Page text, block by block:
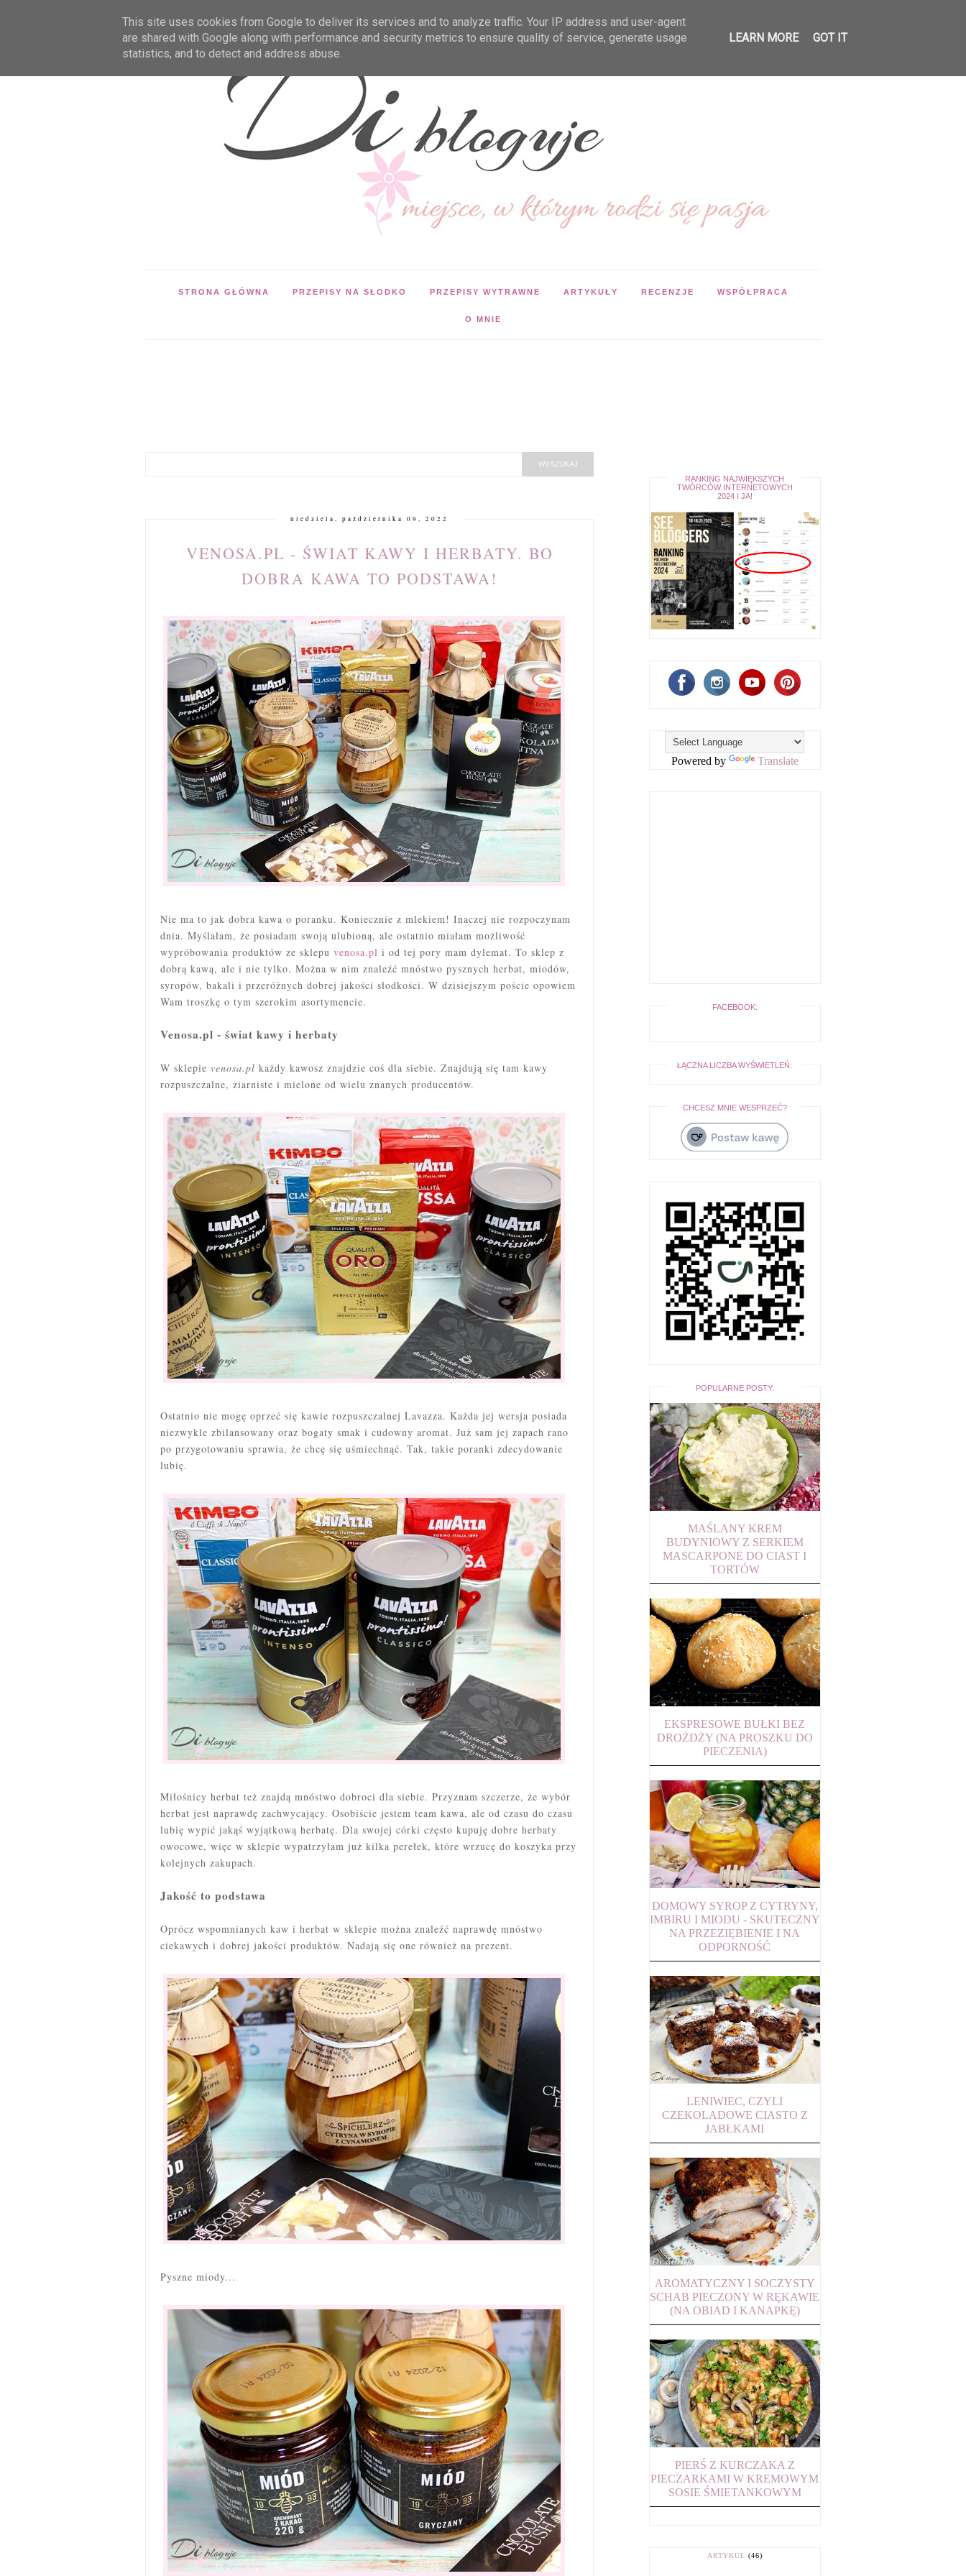
STRONA GŁÓWNA PRZEPISY NA SŁODKO PRZEPISY WYTRAWNE ARTYKUŁY RECENZJE WSPÓŁPRACA
O MNIE
niedziela, października 09, 2022
VENOSA.PL - ŚWIAT KAWY I HERBATY. BO
DOBRA KAWA TO PODSTAWA!
Nie ma to jak dobra kawa o poranku. Koniecznie z mlekiem! Inaczej nie rozpoczynam
dnia. Myślałam, że posiadam swoją ulubioną, ale ostatnio miałam możliwość
wypróbowania produktów ze sklepu venosa.pl i od tej pory mam dylemat. To sklep z
dobrą kawą, ale i nie tylko. Można w nim znaleźć mnóstwo pysznych herbat, miodów,
syropów, bakali i przeróżnych dobrej jakości słodkości. W dzisiejszym poście opowiem
Wam troszkę o tym szerokim asortymencie.
Venosa.pl - świat kawy i herbaty
W sklepie venosa.pl każdy kawosz znajdzie coś dla siebie. Znajdują się tam kawy
rozpuszczalne, ziarniste i mielone od wielu znanych producentów.
Ostatnio nie mogę oprzeć się kawie rozpuszczalnej Lavazza. Każda jej wersja posiada
niezwykle zbilansowany oraz bogaty smak i cudowny aromat. Już sam jej zapach rano
po przygotowaniu sprawia, że chcę się uśmiechnąć. Tak, takie poranki zdecydowanie
lubię.
Miłośnicy herbat też znajdą mnóstwo dobroci dla siebie. Przyznam szczerze, że wybór
herbat jest naprawdę zachwycający. Osobiście jestem team kawa, ale od czasu do czasu
lubię wypić jakąś wyjątkową herbatę. Dla swojej córki często kupuję dobre herbaty
owocowe, więc w sklepie wypatrzyłam już kilka perełek, które wrzucę do koszyka przy
kolejnych zakupach.
Jakość to podstawa
Oprócz wspomnianych kaw i herbat w sklepie można znaleźć naprawdę mnóstwo
ciekawych i dobrej jakości produktów. Nadają się one również na prezent.
Pyszne miody...
RANKING NAJWIĘKSZYCH
TWÓRCÓW INTERNETOWYCH
2024 I JA!
Powered by Translate
FACEBOOK:
ŁĄCZNA LICZBA WYŚWIETLEŃ:
CHCESZ MNIE WESPRZEĆ?
POPULARNE POSTY:
MAŚLANY KREM
BUDYNIOWY Z SERKIEM
MASCARPONE DO CIAST I
TORTÓW
EKSPRESOWE BUŁKI BEZ
DROŻDŻY (NA PROSZKU DO
PIECZENIA)
DOMOWY SYROP Z CYTRYNY,
IMBIRU I MIODU - SKUTECZNY
NA PRZEZIĘBIENIE I NA
ODPORNOŚĆ
LENIWIEC, CZYLI
CZEKOLADOWE CIASTO Z
JABŁKAMI
AROMATYCZNY I SOCZYSTY
SCHAB PIECZONY W RĘKAWIE
(NA OBIAD I KANAPKĘ)
PIERŚ Z KURCZAKA Z
PIECZARKAMI W KREMOWYM
SOSIE ŚMIETANKOWYM
ARTYKUŁ (46)
This site uses cookies from Google to deliver its services and to analyze traffic. Your IP address and user-agent
are shared with Google along with performance and security metrics to ensure quality of service, generate usage
statistics, and to detect and address abuse.
LEARN MORE GOT IT